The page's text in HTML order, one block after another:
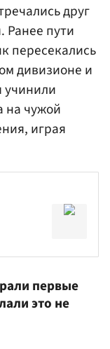
друг
Ранее пути
пересекались
дивизионе и
на чужой
играя
первые
это не